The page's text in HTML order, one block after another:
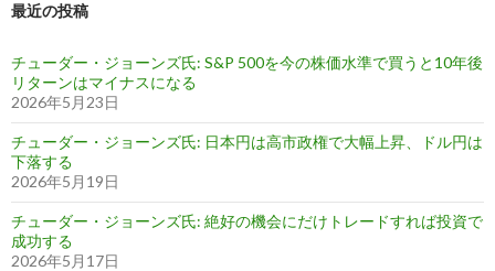
最近の投稿
チューダー・ジョーンズ氏: S&P 500を今の株価水準で買うと10年後
リターンはマイナスになる
2026年5月23日
チューダー・ジョーンズ氏: 日本円は高市政権で大幅上昇、ドル円は
下落する
2026年5月19日
チューダー・ジョーンズ氏: 絶好の機会にだけトレードすれば投資で
成功する
2026年5月17日